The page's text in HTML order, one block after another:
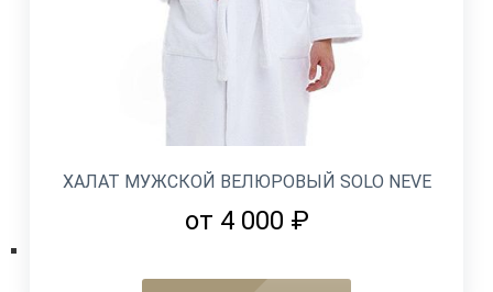
ХАЛАТ МУЖСКОЙ ВЕЛЮРОВЫЙ SOLO NEVE
от 4 000 ₽